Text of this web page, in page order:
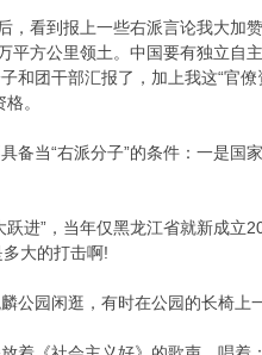
看到报上一些右派言论我大加
平方公里领土。中国要有独立自
和团干部汇报了，加上我这“官
。
当“右派分子”的条件：一是国
”，当年仅黑龙江省就新成立
大的打击啊!
园闲逛，有时在公园的长椅上